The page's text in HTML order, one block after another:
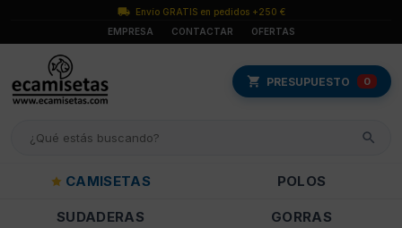
Envío GRATIS en pedidos +250 €
EMPRESA
CONTACTAR OFERTAS
PRESUPUESTO 0
CAMISETAS POLOS
SUDADERAS GORRAS